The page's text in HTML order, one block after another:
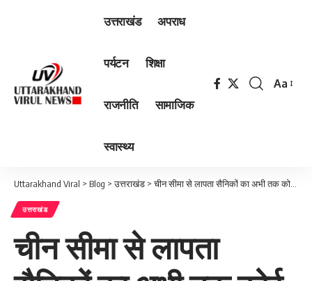
उत्तराखंड अपराध
पर्यटन शिक्षा
राजनीति सामाजिक
स्वास्थ्य
Font
Aa
Uttarakhand Viral > Blog >उत्तराखंड >चीन सीमा से लापता सैनिकों का अभी तक कोई पता नहीं ….
उत्तराखंड
चीन सीमा से लापता